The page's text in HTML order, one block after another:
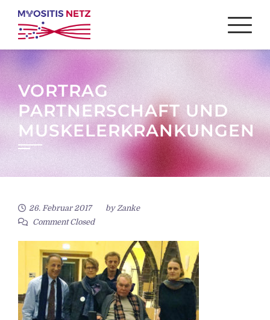
Skip
content
VORTRAG
PARTNERSCHAFT UND
MUSKELERKRANKUNGEN
26. Februar 2017 byZanke
Comment Closed